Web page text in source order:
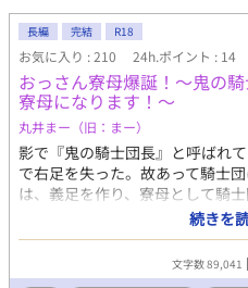
るセラだったが、とある人物の
ッドエンドの可能性が常に付き
ても黒騎士様と結ばれるんだ！
を乗り越えて、父と自分の命を
ことができるのか……？ 〇〇×元
くっつくまで&R18までが相当長
れる相手以外とはそういう関係
マーク ★★2022.6.13 BLランキ
★★
長編 完結 R18
お気に入り : 210 24h.ポイント : 14
おっさん寮母爆誕！〜鬼の
寮母になります！〜
丸井まー（旧：まー）
影で『鬼の騎士団長』と呼ばれ
で右足を失った。故あって騎士
は、義足を作り、寮母として騎
る男前騎士団長相手に訳あり美
溺愛男前おっさん騎士団長✕訳
ん✕おっさんです。 ※ムーンラ
ります。 ※エロあり回には※を
続きを
文字数 89,041